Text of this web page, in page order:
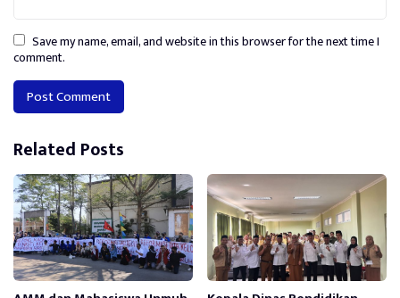
Save my name, email, and website in this browser for the next time I
comment.
Alternative:
Related Posts